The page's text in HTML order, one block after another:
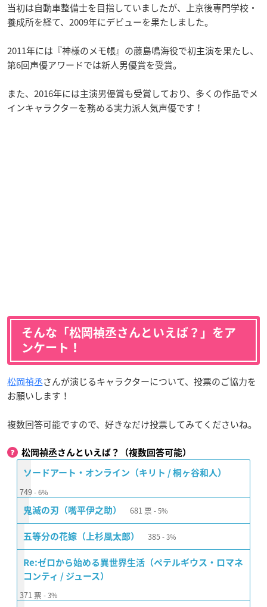
当初は自動車整備士を目指していましたが、上京後専門学校・
養成所を経て、2009年にデビューを果たしました。
2011年には『神様のメモ帳』の藤島鳴海役で初主演を果たし、
第6回声優アワードでは新人男優賞を受賞。
また、2016年には主演男優賞も受賞しており、多くの作品でメ
インキャラクターを務める実力派人気声優です！
そんな「松岡禎丞さんといえば？」をア
ンケート！
松岡禎丞さんが演じるキャラクターについて、投票のご協力を
お願いします！
複数回答可能ですので、好きなだけ投票してみてくださいね。
松岡禎丞さんといえば？（複数回答可能）
ソードアート・オンライン（キリト / 桐ヶ谷和人）
749 6%
鬼滅の刃（嘴平伊之助） 681 票 5%
五等分の花嫁（上杉風太郎） 385 3%
Re:ゼロから始める異世界生活（ペテルギウス・ロマネ
コンティ / ジュース）
371 票 3%